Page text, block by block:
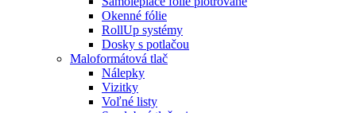
Okenné fólie
RollUp systémy
Dosky s potlačou
Maloformátová tlač
Nálepky
Vizitky
Voľné listy